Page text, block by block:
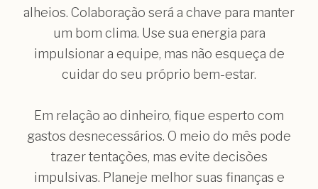
alheios. Colaboração será a chave para manter
um bom clima. Use sua energia para
impulsionar a equipe, mas não esqueça de
cuidar do seu próprio bem-estar.
Em relação ao dinheiro, fique esperto com
gastos desnecessários. O meio do mês pode
trazer tentações, mas evite decisões
impulsivas. Planeje melhor suas finanças e